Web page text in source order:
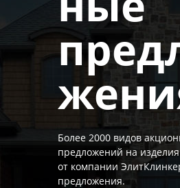
Более 2000 видов
предложений на
от компании
предложения.